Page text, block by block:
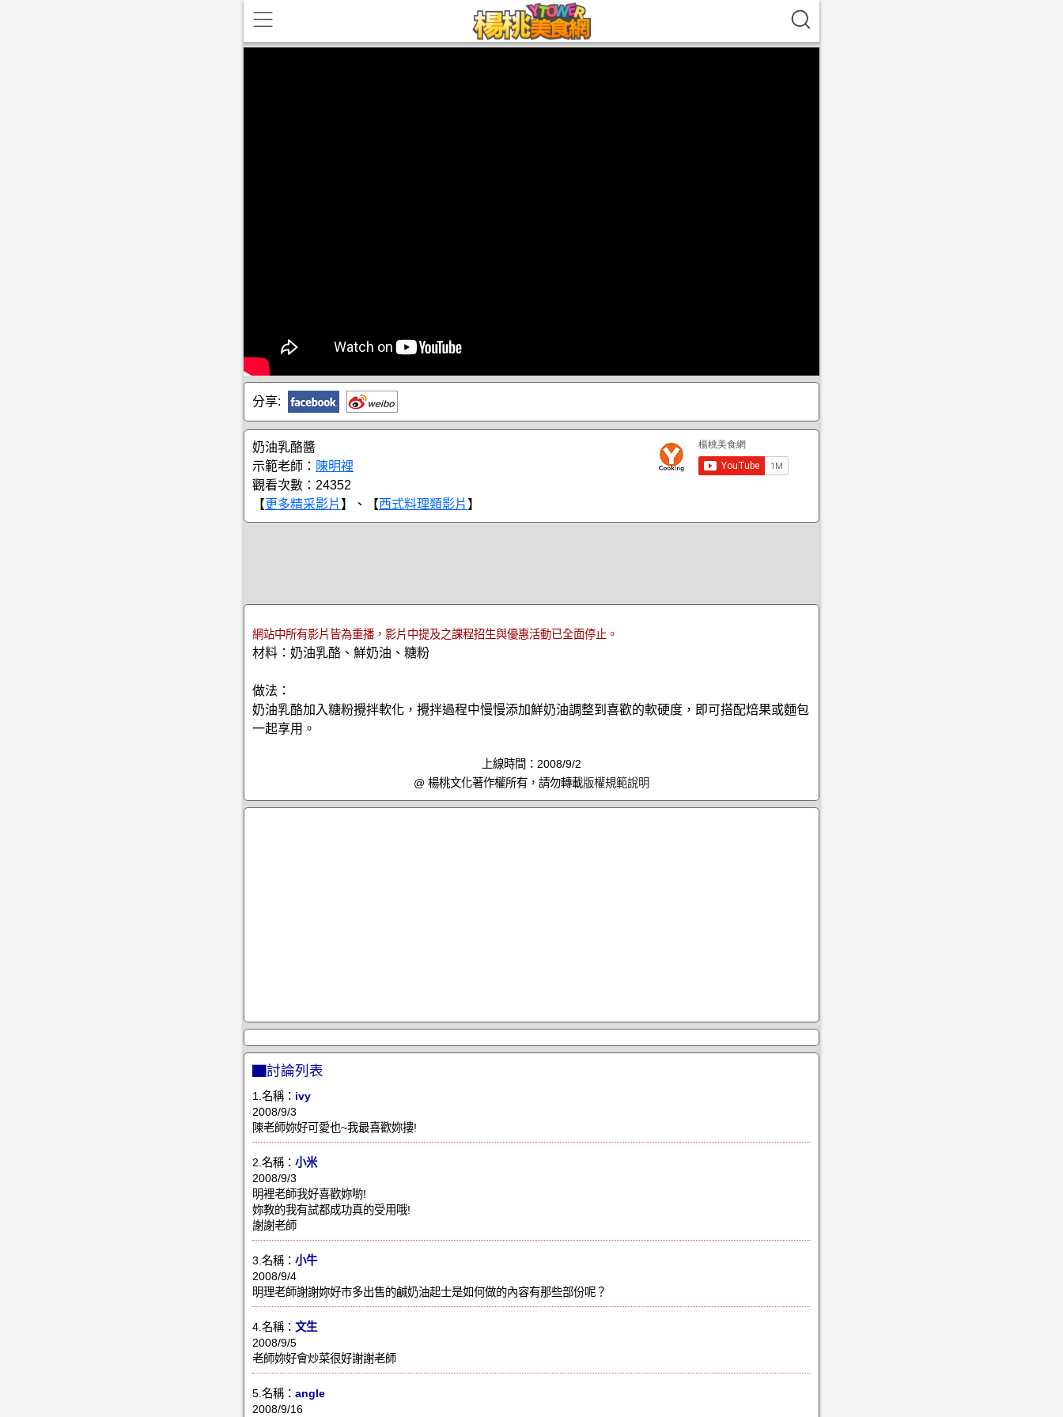
分享:
奶油乳酪醬
示範老師： 陳明裡
觀看次數：24352
【更多精采影片 】、【西式料理類影片 】
網站中所有影片皆為重播，影片中提及之課程招生與優惠活動已全面停止。
材料：奶油乳酪、鮮奶油、糖粉
做法：
奶油乳酪加入糖粉攪拌軟化，攪拌過程中慢慢添加鮮奶油調整到喜歡的軟硬度，即可搭配焙果或麵包
一起享用。
上線時間：2008/9/2
@ 楊桃文化著作權所有，請勿轉載版權規範說明
▇討論列表
1.名稱： ivy
2008/9/3
陳老師妳好可愛也~我最喜歡妳摟!
2.名稱： 小米
2008/9/3
明裡老師我好喜歡妳喲!
妳教的我有試都成功真的受用哦!
謝謝老師
3.名稱： 小牛
2008/9/4
明理老師謝謝妳好市多出售的鹹奶油起士是如何做的內容有那些部份呢？
4.名稱： 文生
2008/9/5
老師妳好會炒菜很好謝謝老師
5.名稱： angle
2008/9/16